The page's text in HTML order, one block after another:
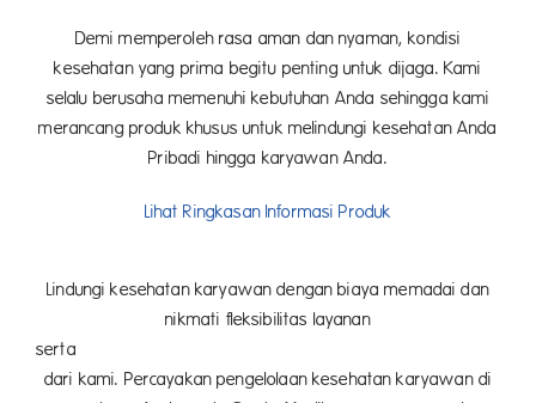
Demi memperoleh rasa aman dan nyaman, kondisi
kesehatan yang prima begitu penting untuk dijaga. Kami
selalu berusaha memenuhi kebutuhan Anda sehingga kami
merancang produk khusus untuk melindungi kesehatan Anda
Pribadi hingga karyawan Anda.
Lihat Ringkasan Informasi Produk
Lindungi kesehatan karyawan dengan biaya memadai dan
nikmati fleksibilitas layanan
serta
dari kami. Percayakan pengelolaan kesehatan karyawan di